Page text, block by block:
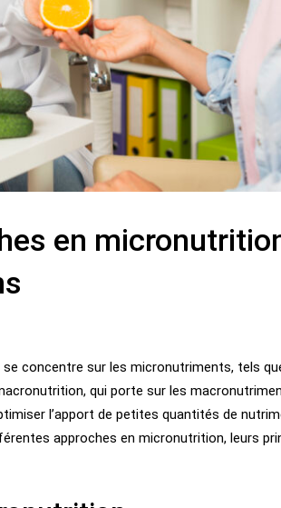
en
concentre sur les micronutriments, tels
qui porte sur les
l’apport de petites quantités de
approches en micronutrition, leurs